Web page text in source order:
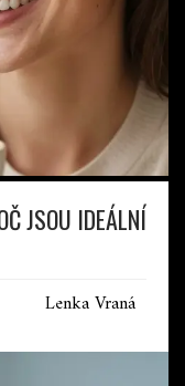
JSOU IDEÁLNÍ
Lenka Vraná